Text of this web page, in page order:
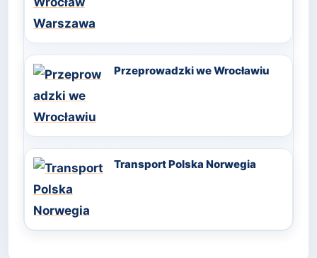
Przeprowadzki we Wrocławiu
Transport Polska Norwegia